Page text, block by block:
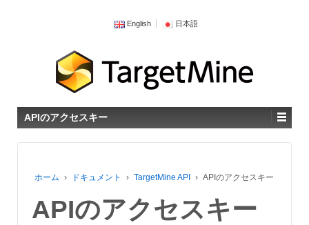
English 日本語
APIのアクセスキー
ホーム › ドキュメント › TargetMine API › APIのアクセスキー
APIのアクセスキー